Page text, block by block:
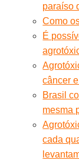
paraíso
Como
É
câncer
Brasil
mesma
cada